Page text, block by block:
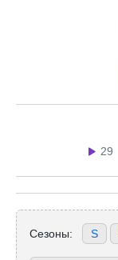
29
Сезоны: S